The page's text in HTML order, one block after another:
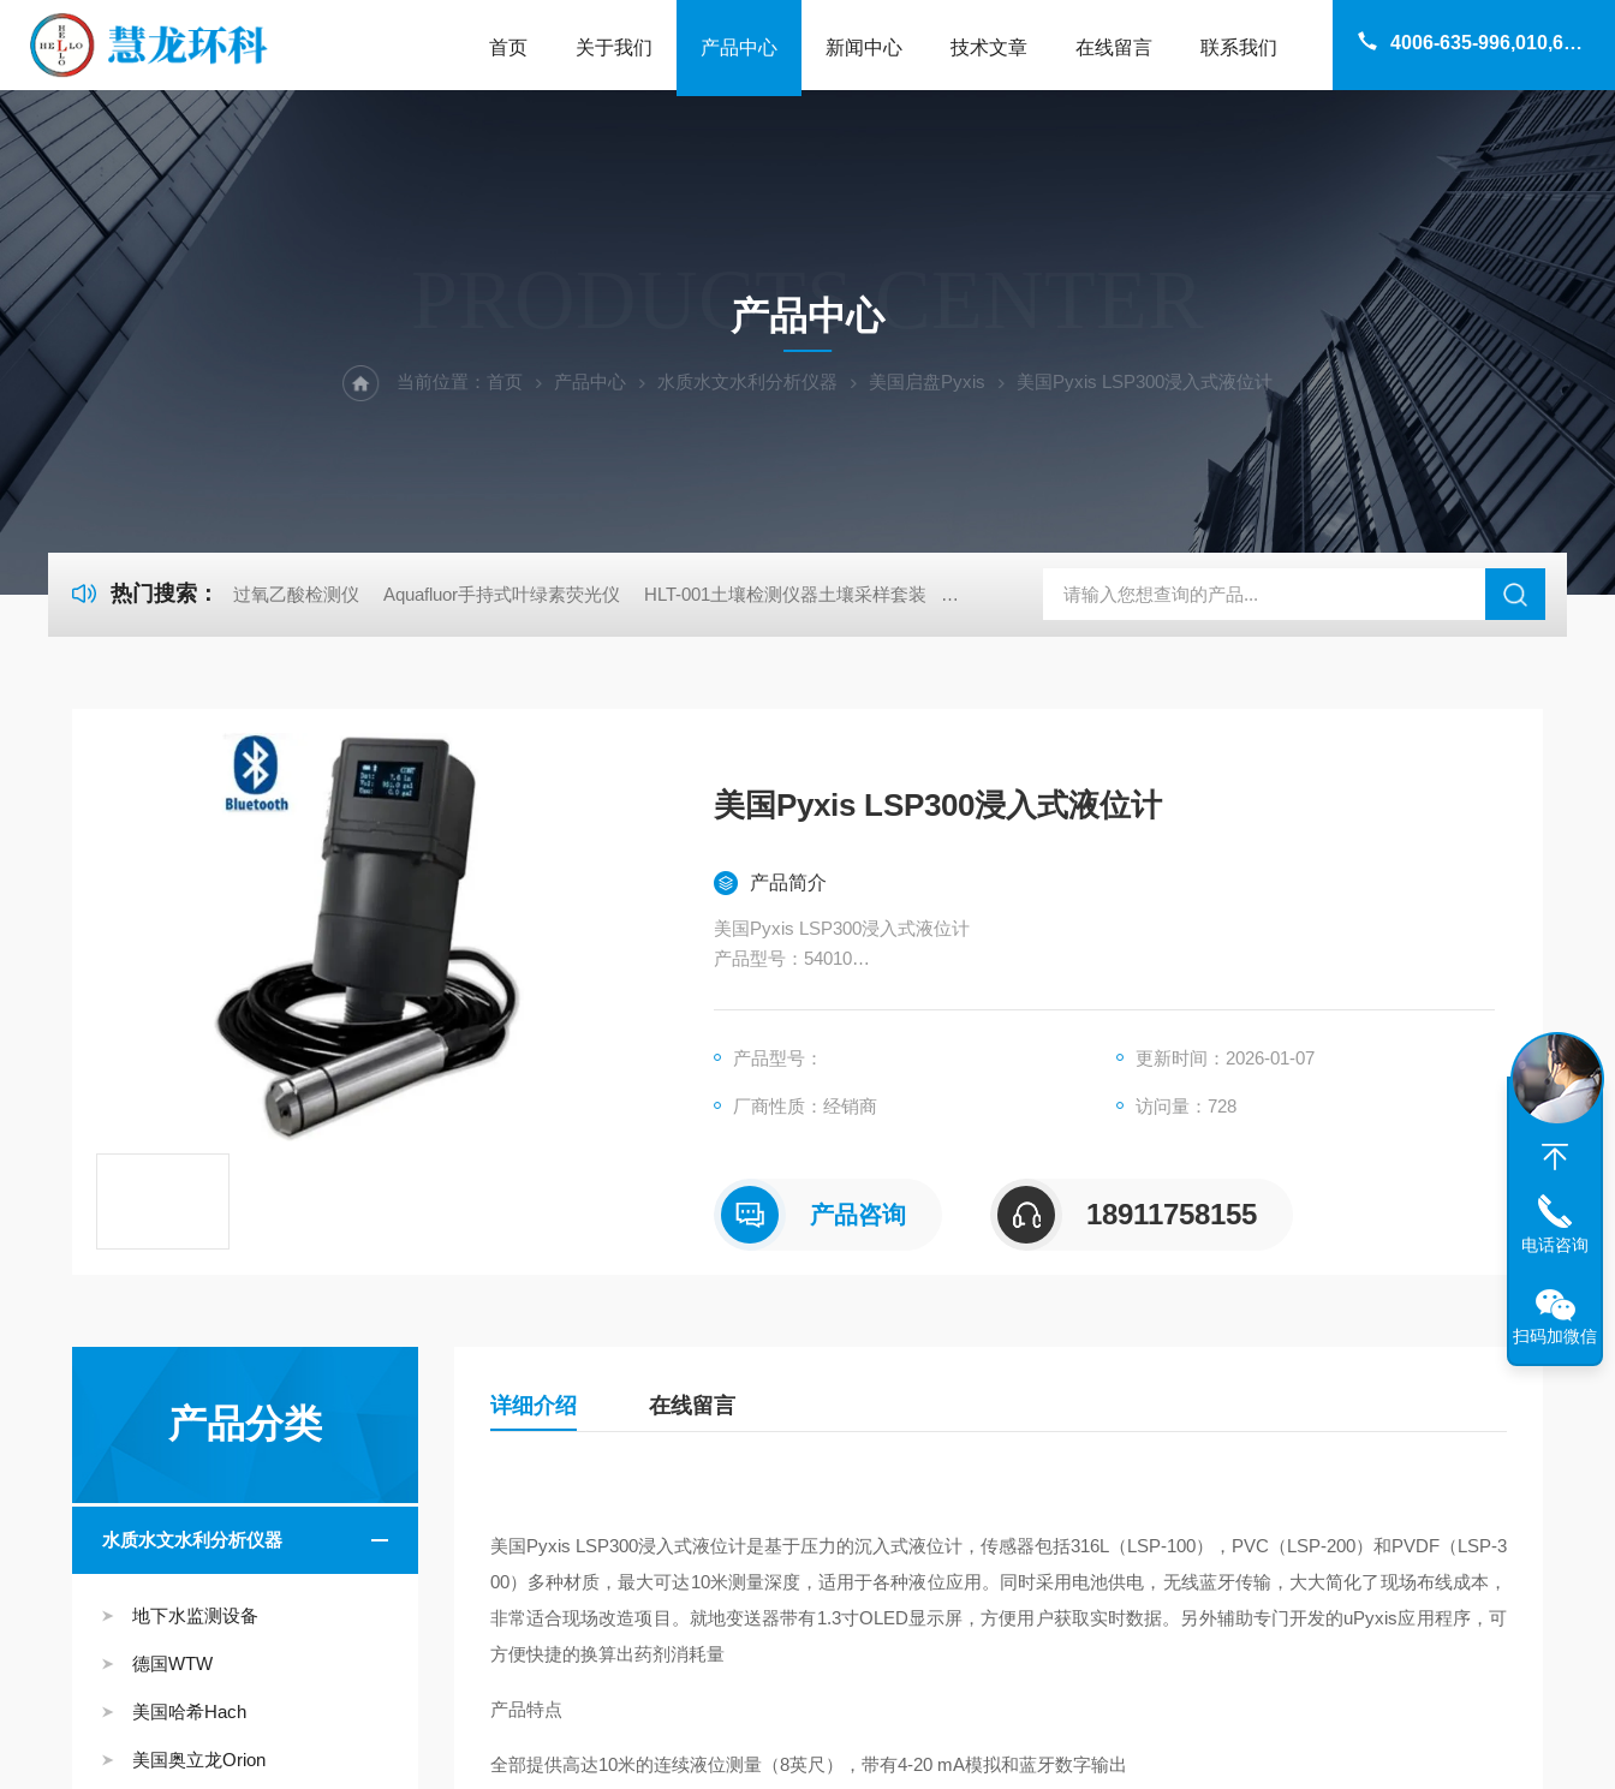
4006-635-996,010,69200960
首页 关于我们 产品中心 新闻中心 技术文章 在线留言 联系我们
PRODUCTS CENTER
产品中心
当前位置： 首页 产品中心 水质水文水利分析仪器 美国启盘Pyxis 美国Pyxis LSP300浸入式液位计
热门搜索： 过氧乙酸检测仪 Aquafluor手持式叶绿素荧光仪 HLT-001土壤检测仪器土壤采样套装 德国MN 91346过氧乙酸检测仪 CT2001A微电流扣电测试 PL-G07日本富士智
美国Pyxis LSP300浸入式液位计
产品简介
美国Pyxis LSP300浸入式液位计
产品型号：54010
电池供电，蓝牙传输，无需接线
的传感器材质，可以广泛的使用在各类溶液液位测量。
产品型号： 更新时间：2026-01-07
厂商性质：经销商 访问量：728
产品咨询 18911758155
产品分类
水质水文水利分析仪器
地下水监测设备
德国WTW
美国哈希Hach
美国奥立龙Orion
详细介绍 在线留言
美国Pyxis LSP300浸入式液位计是基于压力的沉入式液位计，传感器包括316L（LSP-100），PVC（LSP-200）和PVDF（LSP-3
00）多种材质，最大可达10米测量深度，适用于各种液位应用。同时采用电池供电，无线蓝牙传输，大大简化了现场布线成本，
非常适合现场改造项目。就地变送器带有1.3寸OLED显示屏，方便用户获取实时数据。另外辅助专门开发的uPyxis应用程序，可
方便快捷的换算出药剂消耗量
产品特点
全部提供高达10米的连续液位测量（8英尺），带有4-20 mA模拟和蓝牙数字输出
电话咨询
扫码加微信